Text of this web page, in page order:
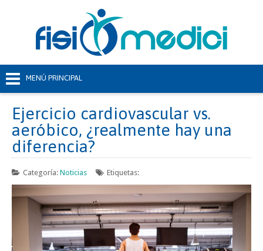
Ejercicio cardiovascular vs.
aeróbico, ¿realmente hay una
diferencia?
Categoría: Noticias Etiquetas: